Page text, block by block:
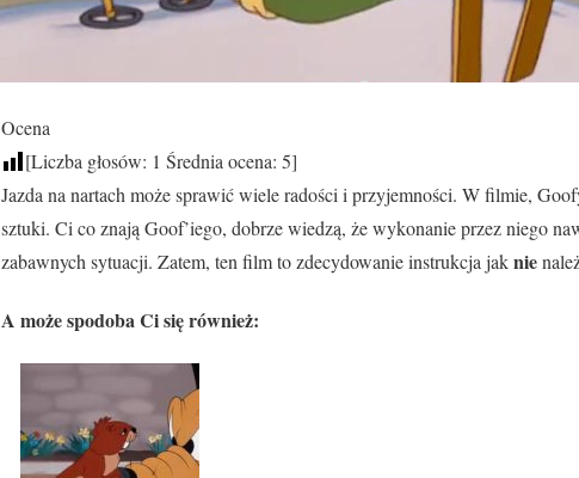
Ocena
[Liczba głosów: 1 Średnia ocena: 5]
Jazda na nartach może sprawić wiele radości i przyjemności. W filmie,
sztuki. Ci co znają Goof’iego, dobrze wiedzą, że wykonanie przez niego
zabawnych sytuacji. Zatem, ten film to zdecydowanie instrukcja jaknie
A może spodoba Ci się również: